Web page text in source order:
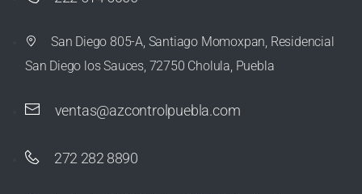
San Diego 805-A, Santiago Momoxpan, Residencial
San Diego los Sauces, 72750 Cholula, Puebla
ventas@azcontrolpuebla.com
272 282 8890